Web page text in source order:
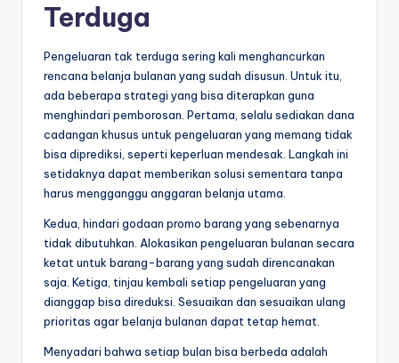
Terduga
Pengeluaran tak terduga sering kali menghancurkan
rencana belanja bulanan yang sudah disusun. Untuk itu,
ada beberapa strategi yang bisa diterapkan guna
menghindari pemborosan. Pertama, selalu sediakan dana
cadangan khusus untuk pengeluaran yang memang tidak
bisa diprediksi, seperti keperluan mendesak. Langkah ini
setidaknya dapat memberikan solusi sementara tanpa
harus mengganggu anggaran belanja utama.
Kedua, hindari godaan promo barang yang sebenarnya
tidak dibutuhkan. Alokasikan pengeluaran bulanan secara
ketat untuk barang-barang yang sudah direncanakan
saja. Ketiga, tinjau kembali setiap pengeluaran yang
dianggap bisa direduksi. Sesuaikan dan sesuaikan ulang
prioritas agar belanja bulanan dapat tetap hemat.
Menyadari bahwa setiap bulan bisa berbeda adalah